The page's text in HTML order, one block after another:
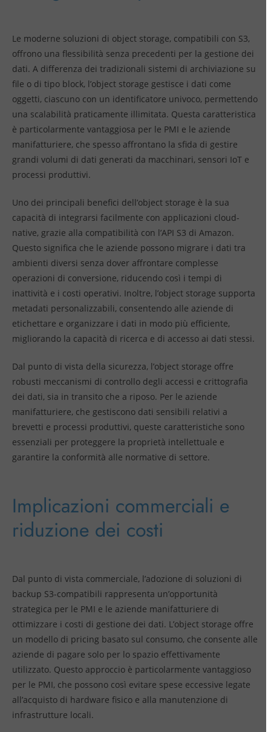
Le moderne soluzioni di object storage, compatibili con S3,
offrono una flessibilità senza precedenti per la gestione dei
dati. A differenza dei tradizionali sistemi di archiviazione su
file o di tipo block, l’object storage gestisce i dati come
oggetti, ciascuno con un identificatore univoco, permettendo
una scalabilità praticamente illimitata. Questa caratteristica
è particolarmente vantaggiosa per le PMI e le aziende
manifatturiere, che spesso affrontano la sfida di gestire
grandi volumi di dati generati da macchinari, sensori IoT e
processi produttivi.
Uno dei principali benefici dell’object storage è la sua
capacità di integrarsi facilmente con applicazioni cloud-
native, grazie alla compatibilità con l’API S3 di Amazon.
Questo significa che le aziende possono migrare i dati tra
ambienti diversi senza dover affrontare complesse
operazioni di conversione, riducendo così i tempi di
inattività e i costi operativi. Inoltre, l’object storage supporta
metadati personalizzabili, consentendo alle aziende di
etichettare e organizzare i dati in modo più efficiente,
migliorando la capacità di ricerca e di accesso ai dati stessi.
Dal punto di vista della sicurezza, l’object storage offre
robusti meccanismi di controllo degli accessi e crittografia
dei dati, sia in transito che a riposo. Per le aziende
manifatturiere, che gestiscono dati sensibili relativi a
brevetti e processi produttivi, queste caratteristiche sono
essenziali per proteggere la proprietà intellettuale e
garantire la conformità alle normative di settore.
Implicazioni commerciali e
riduzione dei costi
Dal punto di vista commerciale, l’adozione di soluzioni di
backup S3-compatibili rappresenta un’opportunità
strategica per le PMI e le aziende manifatturiere di
ottimizzare i costi di gestione dei dati. L’object storage offre
un modello di pricing basato sul consumo, che consente alle
aziende di pagare solo per lo spazio effettivamente
utilizzato. Questo approccio è particolarmente vantaggioso
per le PMI, che possono così evitare spese eccessive legate
all’acquisto di hardware fisico e alla manutenzione di
infrastrutture locali.